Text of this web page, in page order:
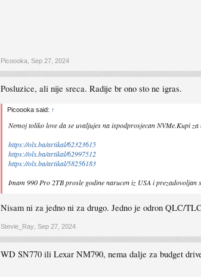
Picoooka Sep 27, 2024
Posluzice, ali nije sreca. Radije br ono sto ne igras.
Picoooka said: ↑
Nemoj toliko love da se uvaljujes na ispodprosjecan NVMe.Kupi
https://olx.ba/artikal/62323615
https://olx.ba/artikal/62997512
https://olx.ba/artikal/58256183
Imam 990 Pro 2TB prosle godine narucen iz USA i prezadovoljan
Nisam ni za jedno ni za drugo. Jedno je odron QLC/
Stevie_Ray Sep 27, 2024
WD SN770 ili Lexar NM790, nema dalje za budget